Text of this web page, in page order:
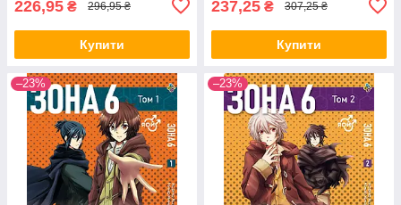
226,95 ₴ 296,95 ₴
Купити
237,25 ₴ 307,25 ₴
Купити
–23% –23%